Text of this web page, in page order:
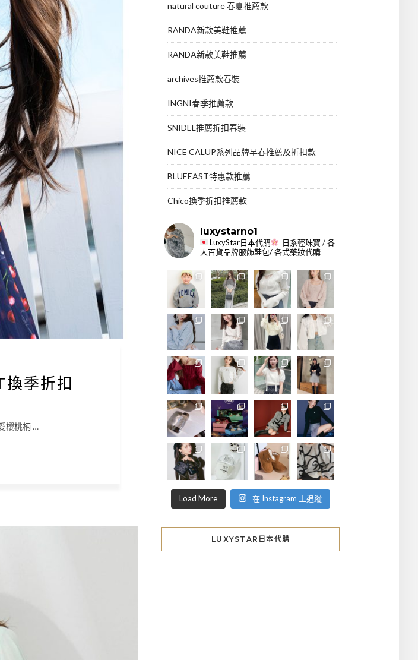
季折扣
櫻桃柄 …
natural couture 春夏推薦款
RANDA新款美鞋推薦
RANDA新款美鞋推薦
archives推薦款春裝
INGNI春季推薦款
SNIDEL推薦折扣春裝
NICE CALUP系列品牌早春推薦及折扣款
BLUEEAST特惠款推薦
Chico換季折扣推薦款
luxystarno1
LuxyStar日本代購
日系輕珠寶 / 各
大百貨品牌服飾鞋包/ 各式藥妝代購
Load More 在 Instagram 上追蹤
LUXYSTAR日本代購